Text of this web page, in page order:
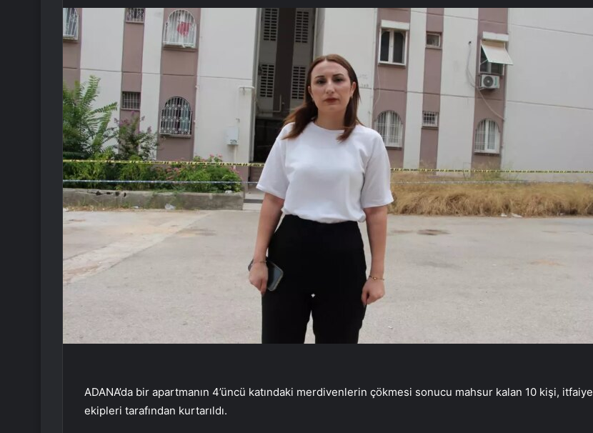
ADANA’da bir apartmanın 4’üncü katındaki merdivenlerin çökmesi sonucu mahsur kalan 10 kişi, itfaiye
ekipleri tarafından kurtarıldı.